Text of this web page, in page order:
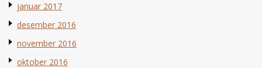
januar 2017
desember 2016
november 2016
oktober 2016